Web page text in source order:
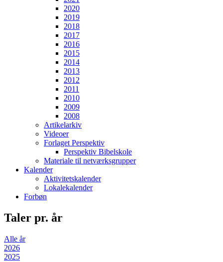
2020
2019
2018
2017
2016
2015
2014
2013
2012
2011
2010
2009
2008
Artikelarkiv
Videoer
Forlaget Perspektiv
Perspektiv Bibelskole
Materiale til netværksgrupper
Kalender
Aktivitetskalender
Lokalekalender
Forbøn
Taler pr. år
Alle år
2026
2025